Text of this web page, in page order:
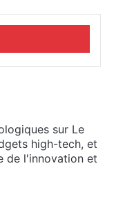
Pinterest
sur Le
high-tech, et
de l'innovation et